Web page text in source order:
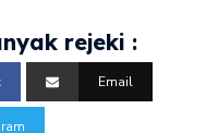
rejeki :
Email